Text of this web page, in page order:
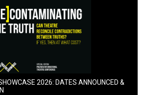
2026: DATES ANNOUNCED &